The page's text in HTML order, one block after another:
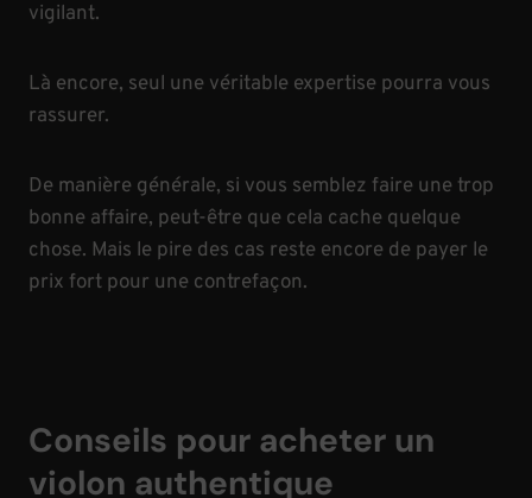
vigilant.
Là encore, seul une véritable expertise pourra vous
rassurer.
De manière générale, si vous semblez faire une trop
bonne affaire, peut-être que cela cache quelque
chose. Mais le pire des cas reste encore de payer le
prix fort pour une contrefaçon.
Conseils pour acheter un
violon authentique